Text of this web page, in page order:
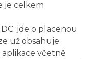
je celkem
jde o placenou
už obsahuje
včetně